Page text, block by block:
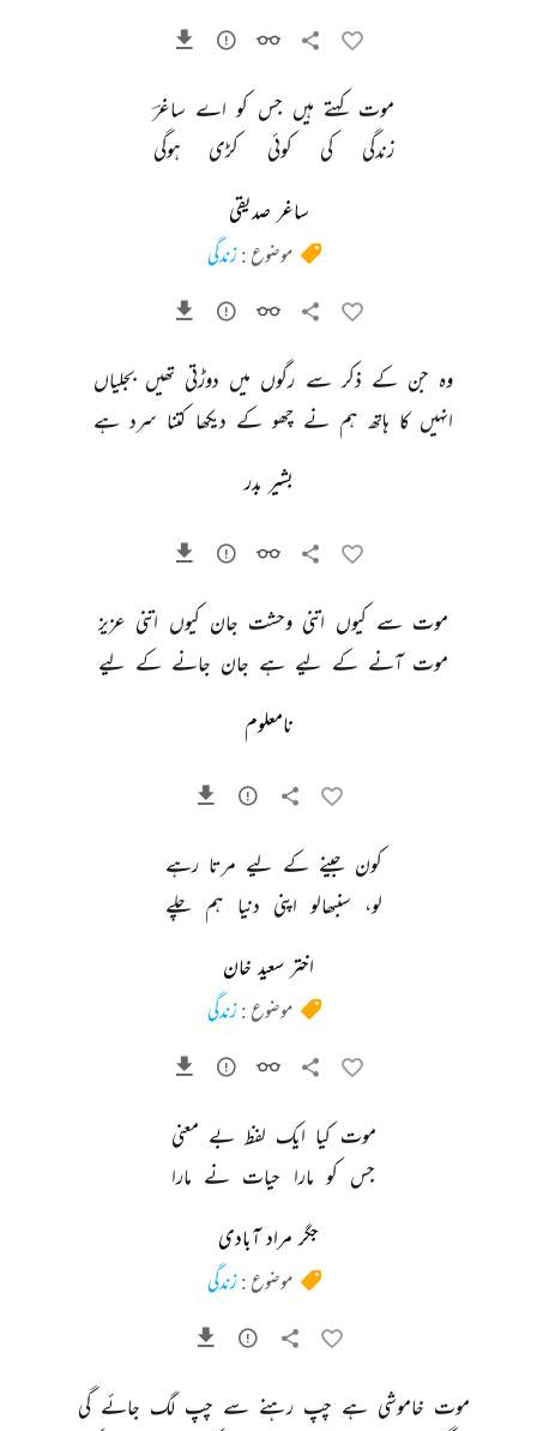
موت کہتے ہیں جس کو اے ساغرؔ
زندگی
کی کوئی کڑی ہوگی
ساغر صدیقی
موضوع :زندگی
وہ جن کے ذکر سے رگوں میں دوڑتی تھیں بجلیاں
انہیں کا ہاتھ ہم نے چھو کے دیکھا کتنا سرد ہے
بشیر بدر
موت سے کیوں اتنی وحشت جان کیوں اتنی عزیز
موت آنے کے لیے ہے جان جانے کے لیے
نامعلوم
کون جینے کے لیے مرتا رہے
لو، سنبھالو اپنی دنیا ہم چلے
اختر سعید خان
موضوع :زندگی
موت کیا ایک لفظ بے معنی
جس کو مارا حیات نے مارا
جگر مراد آبادی
موضوع :زندگی
موت خاموشی ہے چپ رہنے سے چپ لگ جائے گی